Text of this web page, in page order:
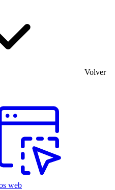
Volver
web